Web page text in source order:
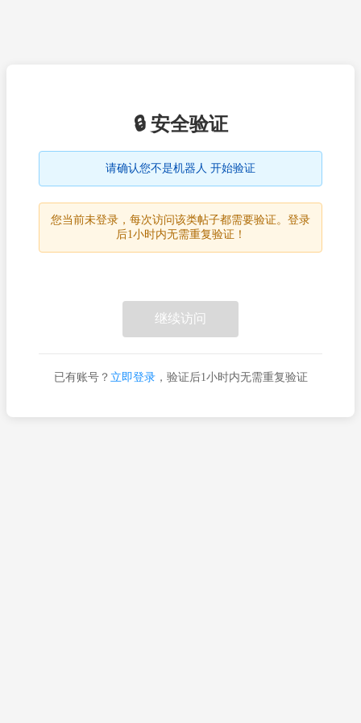
🔒 安全验证
请确认您不是机器人 开始验证
您当前未登录，每次访问该类帖子都需要验证。登录
后1小时内无需重复验证！
继续访问
已有账号？ 立即登录，验证后1小时内无需重复验证